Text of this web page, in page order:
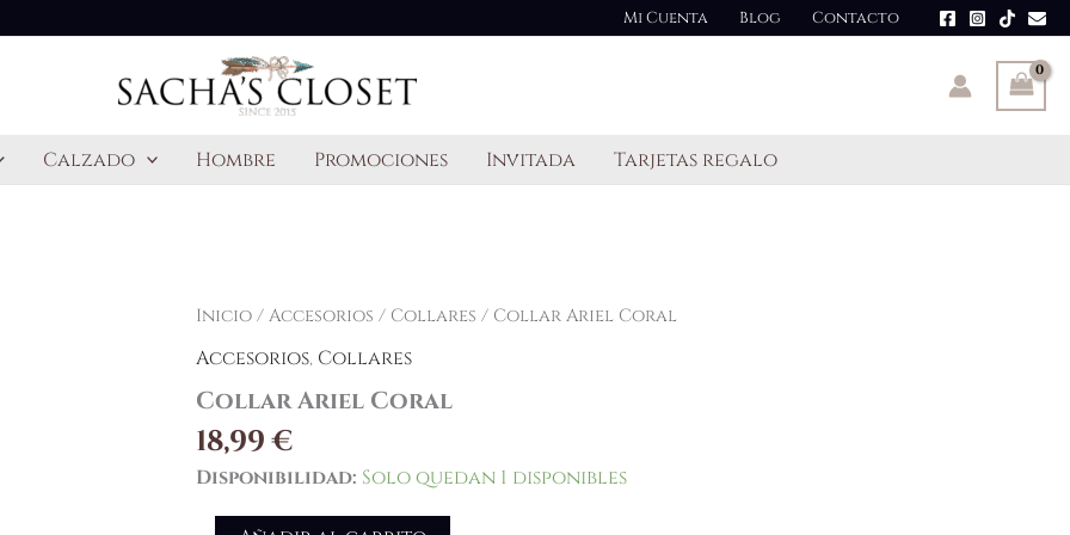
Mi Cuenta Blog Contacto
Calzado Hombre Promociones Invitada Tarjetas regalo
Inicio/ Accesorios / Collares / Collar Ariel Coral
Accesorios, Collares
Collar Ariel Coral
18,99€
Disponibilidad: Solo quedan 1 disponibles
Collar
Coral
cantidad